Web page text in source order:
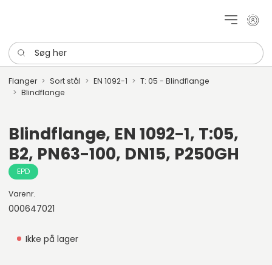
Mit
Søg her
Flanger Sort stål EN 1092-1
T: 05 - Blindflange
Blindflange
Blindflange, EN 1092-1, T:05,
B2, PN63-100, DN15, P250GH
EPD
Varenr.
000647021
Ikke på lager